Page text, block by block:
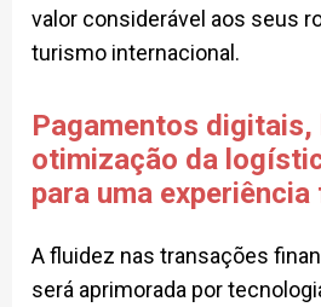
valor considerável aos seus
turismo internacional.
Pagamentos digitais,
otimização da
para uma
A fluidez nas transações
será aprimorada por